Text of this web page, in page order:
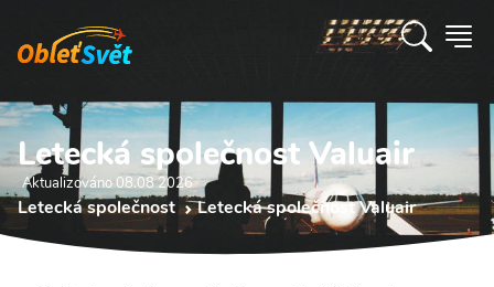
Letecká společnost Valuair
Aktualizováno 08.08 2026
Letecká společnost Letecká společnost Valuair